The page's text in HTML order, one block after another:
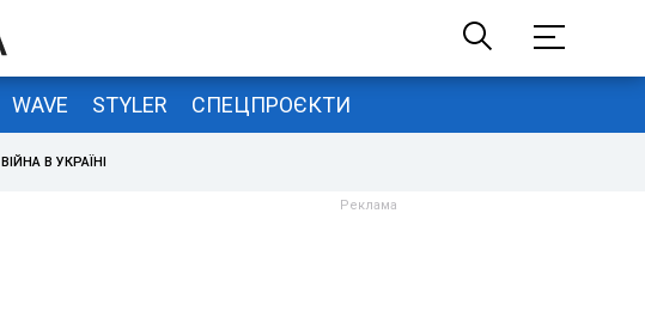
WAVE STYLER СПЕЦПРОЄКТИ
ВІЙНА В УКРАЇНІ